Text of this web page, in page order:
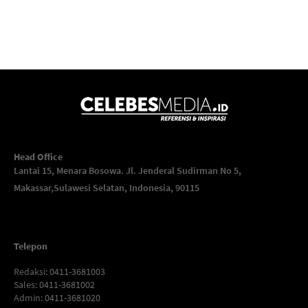
Head Office
Lantai 15, Menara Bosowa. Jl. Jenderal Sudirman No 5,
Makassar,Sulawesi Selatan, Indonesia, 90115
Telepon
Redaksi: 0411-3681003
Sales: 0411-3681002
Admin: 0411-3681020